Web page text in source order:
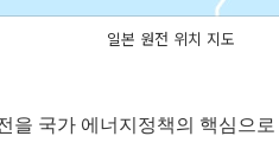
일본 원전 위치 지도
을 국가 에너지정책의 핵심으